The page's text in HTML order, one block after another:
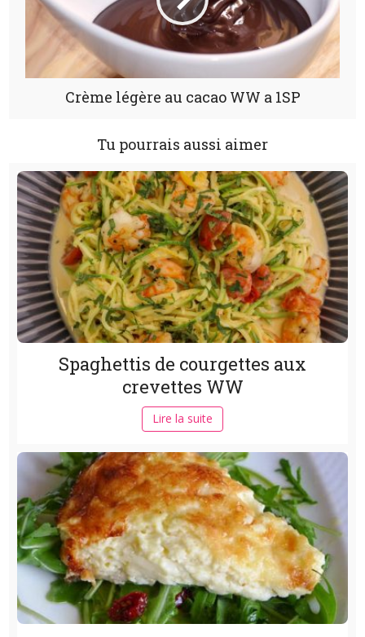
Crème légère au cacao WW a 1SP
Tu pourrais aussi aimer
Spaghettis de courgettes aux
crevettes WW
Lire la suite